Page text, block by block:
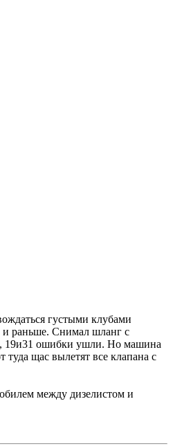
густыми клубами
и раньше. Снимал шланг с
19и31 ошибки ушли. Но машина
туда щас вылетят все клапана с
между дизелистом и